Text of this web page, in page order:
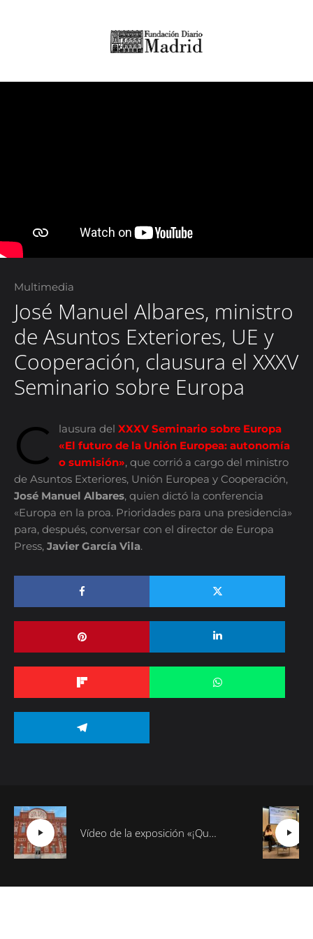
Multimedia
José Manuel Albares, ministro
de Asuntos Exteriores, UE y
Cooperación, clausura el XXXV
Seminario sobre Europa
C lausura del XXXV Seminario sobre Europa
«El futuro de la Unión Europea: autonomía
o sumisión», que corrió a cargo del ministro
de Asuntos Exteriores, Unión Europea y Cooperación,
José Manuel Albares, quien dictó la conferencia
«Europa en la proa. Prioridades para una presidencia»
para, después, conversar con el director de Europa
Press, Javier García Vila.
Vídeo de la exposición «¡Qué Cambio16! Las páginas de Cambio16 que hicieron historia» en Manzanares